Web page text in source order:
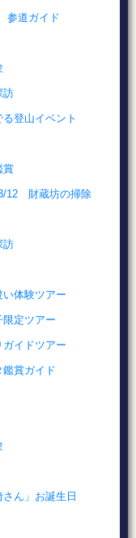
参道ガイド
訪
登山イベント
賞
12 財蔵坊の掃除
訪
体験ツアー
定ツアー
イドツアー
賞ガイド
ん」お誕生日